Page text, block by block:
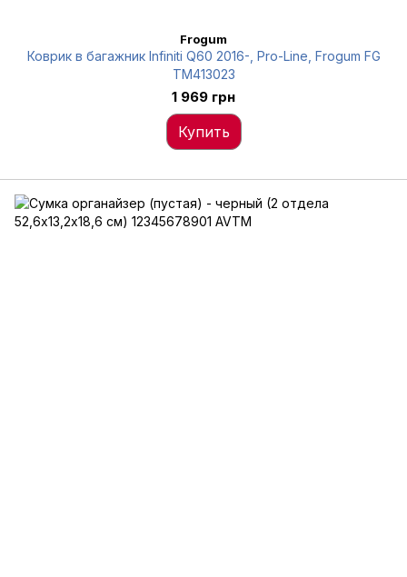
Frogum
Коврик в багажник Infiniti Q60 2016-, Pro-Line, Frogum FG
TM413023
1 969 грн
Купить